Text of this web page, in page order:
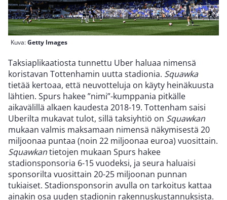
Kuva:Getty Images
Taksiaplikaatiosta tunnettu Uber haluaa nimensä
koristavan Tottenhamin uutta stadionia. Squawka
tietää kertoaa, että neuvotteluja on käyty heinäkuusta
lähtien. Spurs hakee ”nimi”-kumppania pitkälle
aikavälillä alkaen kaudesta 2018-19. Tottenham saisi
Uberilta mukavat tulot, sillä taksiyhtiö on Squawkan
mukaan valmis maksamaan nimensä näkymisestä 20
miljoonaa puntaa (noin 22 miljoonaa euroa) vuosittain.
Squawkantietojen mukaan Spurs hakee
stadionsponsoria 6-15 vuodeksi, ja seura haluaisi
sponsorilta vuosittain 20-25 miljoonan punnan
tukiaiset. Stadionsponsorin avulla on tarkoitus kattaa
ainakin osa uuden stadionin rakennuskustannuksista.